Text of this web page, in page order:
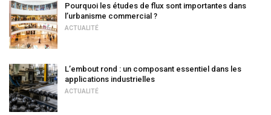
Pourquoi les études de flux sont importantes dans
l’urbanisme commercial ?
ACTUALITÉ
L’embout rond : un composant essentiel dans les
applications industrielles
ACTUALITÉ